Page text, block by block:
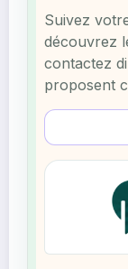
Suivez
découvrez
contactez
proposent